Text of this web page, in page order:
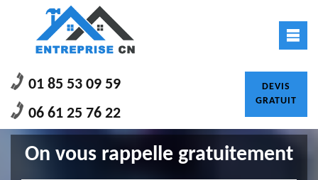
01 85 53 09 59
06 61 25 76 22
DEVIS
GRATUIT
On vous rappelle gratuitement